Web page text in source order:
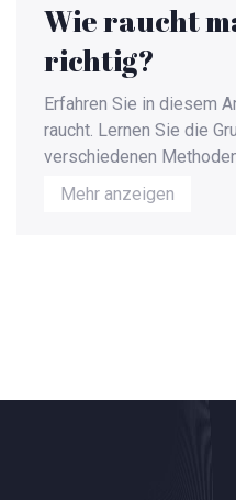
Wie raucht
richtig?
Erfahren Sie in diesem
raucht. Lernen Sie die
verschiedenen
nützliche Tipps für eine
Sie interessante Fakten
Mehr anzeigen